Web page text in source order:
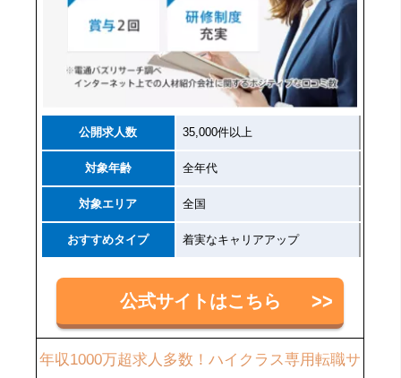
公開求人数 35,000件以上
対象年齢 全年代
対象エリア 全国
おすすめタイプ 着実なキャリアアップ
公式サイトはこちら
年収1000万超求人多数！ハイクラス専用転職サ